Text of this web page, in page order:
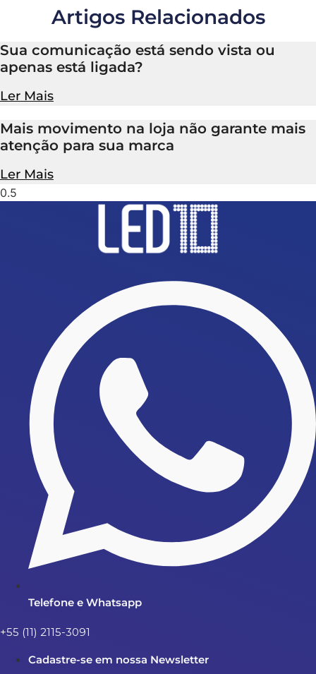
Artigos Relacionados
Sua comunicação está sendo vista ou
apenas está ligada?
Ler Mais
Mais movimento na loja não garante mais
atenção para sua marca
Ler Mais
Telefone e Whatsapp
+55 (11) 2115-3091
Cadastre-se em nossa Newsletter